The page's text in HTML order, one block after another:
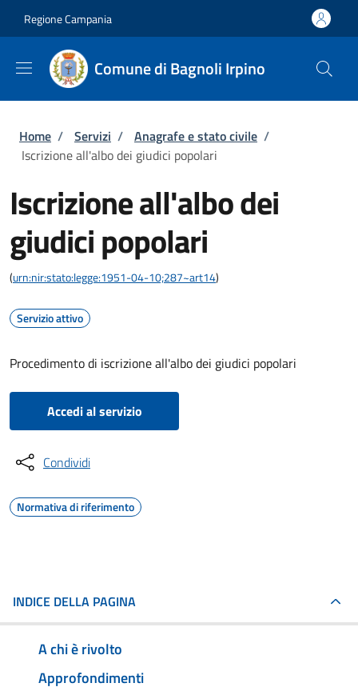
Regione Campania
Comune di Bagnoli Irpino
Briciole di pane
Home / Servizi / Anagrafe e stato civile /
Iscrizione all'albo dei giudici popolari
Iscrizione all'albo dei
giudici popolari
(urn:nir:stato:legge:1951-04-10;287~art14)
Servizio attivo
Procedimento di iscrizione all'albo dei giudici popolari
Accedi al servizio
Condividi
Normativa di riferimento
INDICE DELLA PAGINA
A chi è rivolto
Approfondimenti